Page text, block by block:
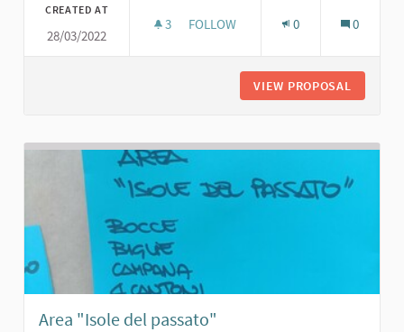
CREATED AT
28/03/2022
3 3 FOLLOWERS
FOLLOW 0 0
VIEW PROPOSAL
Area "Isole del passato"